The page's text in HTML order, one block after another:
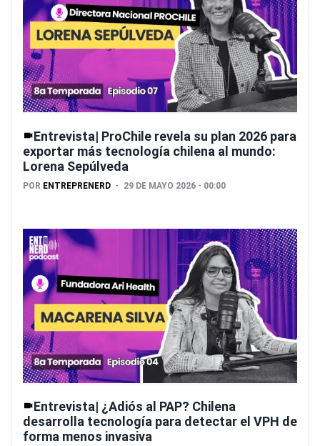
Entrevista| ProChile revela su plan 2026 para
exportar más tecnología chilena al mundo:
Lorena Sepúlveda
POR ENTREPRENERD 29 DE MAYO 2026 - 00:00
Entrevista| ¿Adiós al PAP? Chilena
desarrolla tecnología para detectar el VPH de
forma menos invasiva